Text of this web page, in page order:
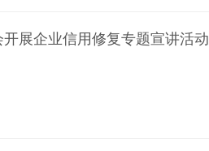
展企业信用修复专题宣讲活动